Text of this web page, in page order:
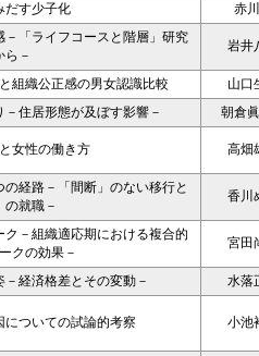
だす少子化
赤
「ライフコースと階層」研究
ら－
岩井
組織公正感の男女認識比較
山口
住居形態が及ぼす影響－
朝倉
女性の働き方 高畑
経路－「間断」のない移行と
の就職－
香川
－組織適応期における複合的
クの効果－
宮田
経済格差とその変動－ 水落
ついての試論的考察 小池